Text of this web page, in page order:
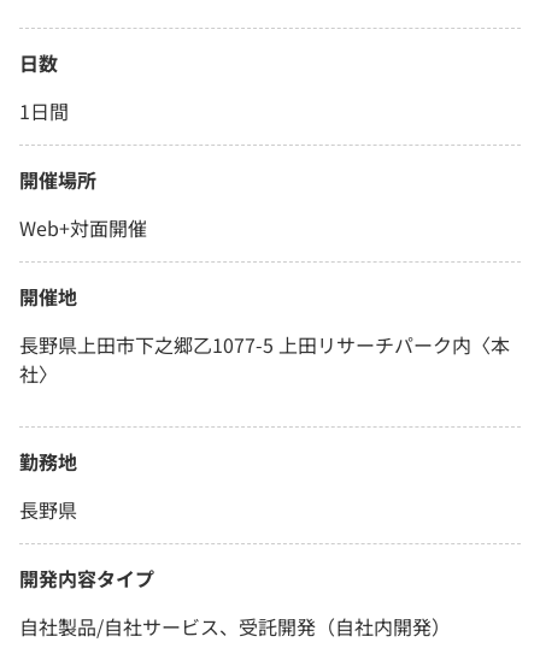
日数
1日間
開催場所
Web+対面開催
開催地
長野県上田市下之郷乙1077-5 上田リサーチパーク内〈本
社〉
勤務地
長野県
開発内容タイプ
自社製品/自社サービス、受託開発（自社内開発）